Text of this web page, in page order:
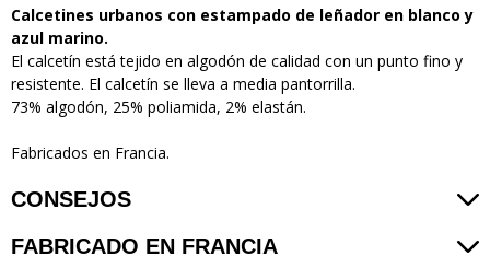
Calcetines urbanos con estampado de leñador en blanco y
azul marino.
El calcetín está tejido en algodón de calidad con un punto fino y
resistente. El calcetín se lleva a media pantorrilla.
73% algodón, 25% poliamida, 2% elastán.
Fabricados en Francia.
CONSEJOS
FABRICADO EN FRANCIA